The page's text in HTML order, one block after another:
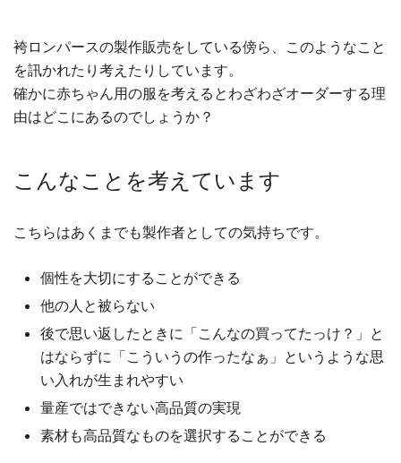
袴ロンパースの製作販売をしている傍ら、このようなこと
を訊かれたり考えたりしています。
確かに赤ちゃん用の服を考えるとわざわざオーダーする理
由はどこにあるのでしょうか？
こんなことを考えています
こちらはあくまでも製作者としての気持ちです。
個性を大切にすることができる
他の人と被らない
後で思い返したときに「こんなの買ってたっけ？」と
はならずに「こういうの作ったなぁ」というような思
い入れが生まれやすい
量産ではできない高品質の実現
素材も高品質なものを選択することができる